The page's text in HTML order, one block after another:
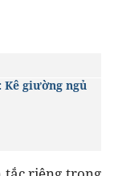
Kê giường ngủ